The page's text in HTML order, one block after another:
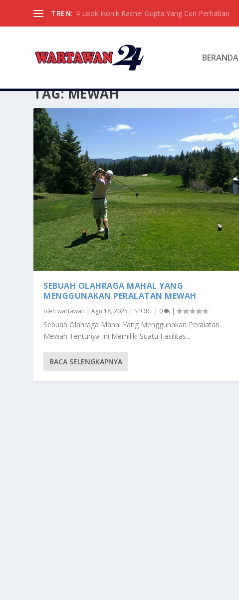
TREN: 4 Look Ikonik Rachel Gupta Yang Curi Perhatian
BERANDA
TAG:MEWAH
SEBUAH OLAHRAGA MAHAL YANG
MENGGUNAKAN PERALATAN MEWAH
olehwartawan |Agu 18, 2025 | SPORT | 0 |
Sebuah Olahraga Mahal Yang Menggunakan Peralatan
Mewah Tentunya Ini Memiliki Suatu Fasilitas...
BACA SELENGKAPNYA